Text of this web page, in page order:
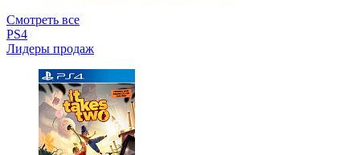
Смотреть все
PS4
Лидеры продаж